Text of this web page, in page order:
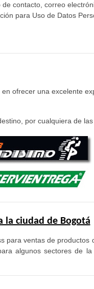
contacto, correo
para Uso de Datos
ofrecer una excelente
por cualquiera de
la ciudad de Bogotá
para ventas de productos
algunos sectores de